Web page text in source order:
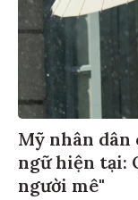
Mỹ nhân dân
ngữ hiện tại:
người mê"